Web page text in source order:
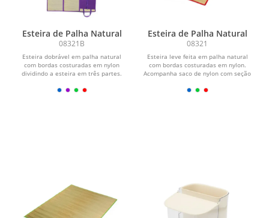
Esteira de Palha Natural
08321B
Esteira dobrável em palha natural
com bordas costuradas em nylon
dividindo a esteira em três partes.
Esteira de Palha Natural
08321
Esteira leve feita em palha natural
com bordas costuradas em nylon.
Acompanha saco de nylon com seção